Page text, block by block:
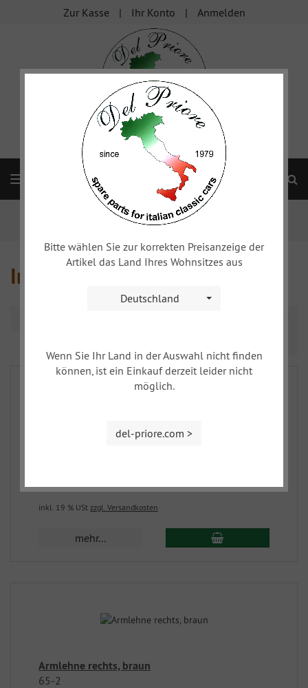
Zur Kasse Ihr Konto Anmelden
sonstige Fahrzeuge
Peugeot 504
Innenausstattung
130,00 EUR
inkl. 19 % USt zzgl. Versandkosten
mehr...
Armlehne rechts, braun
65-2
Bitte wählen Sie zur korrekten Preisanzeige der
Artikel das Land Ihres Wohnsitzes aus
Deutschland
Wenn Sie Ihr Land in der Auswahl nicht finden
können, ist ein Einkauf derzeit leider nicht
möglich.
del-priore.com >